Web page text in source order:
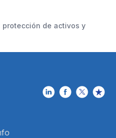
protección de activos y